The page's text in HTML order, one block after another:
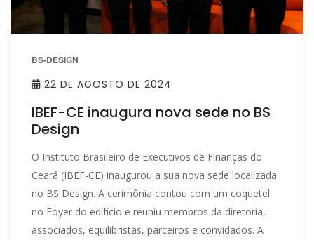
BS-DESIGN
22 DE AGOSTO DE 2024
IBEF-CE inaugura nova sede no BS
Design
O Instituto Brasileiro de Executivos de Finanças do
Ceará (IBEF-CE) inaugurou a sua nova sede localizada
no BS Design. A cerimônia contou com um coquetel
no Foyer do edifício e reuniu membros da diretoria,
associados, equilibristas, parceiros e convidados. A